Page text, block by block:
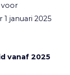
januari 2025
vanaf 2025